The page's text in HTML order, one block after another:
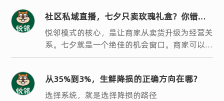
社区私域直播，七夕只卖玫瑰礼盒？你错过
了银发客群最大的机会
悦邻模式的核心，是让商家从卖货升级为经营关
系。七夕就是一个绝佳的机会窗口。商家可以策
划一场时光见证、长情有礼的主题活动，用婚龄
从35%到3%，生鲜降损的正确方向在哪？
选择系统，就是选择降损的路径